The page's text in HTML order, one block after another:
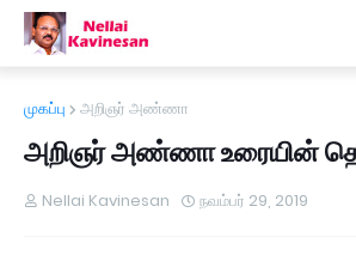
முகப்பு அறிஞர் அண்ணா
அறிஞர் அண்ணா உரையின்
Nellai Kavinesan நவம்பர் 29, 2019